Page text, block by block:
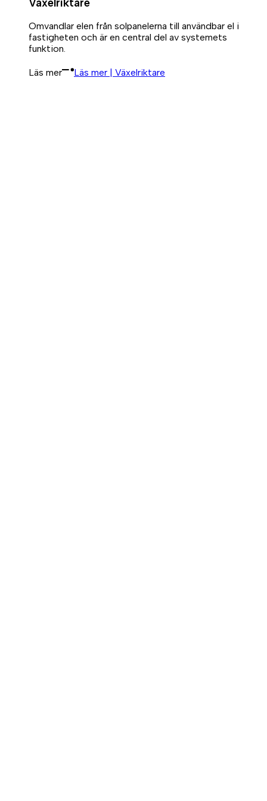
Omvandlar elen från solpanelerna till användbar el i
fastigheten och är en central del av systemets
funktion.
Läs mer Läs mer | Växelriktare